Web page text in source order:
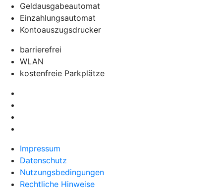
Geldausgabeautomat
Einzahlungsautomat
Kontoauszugsdrucker
barrierefrei
WLAN
kostenfreie Parkplätze
Impressum
Datenschutz
Nutzungsbedingungen
Rechtliche Hinweise